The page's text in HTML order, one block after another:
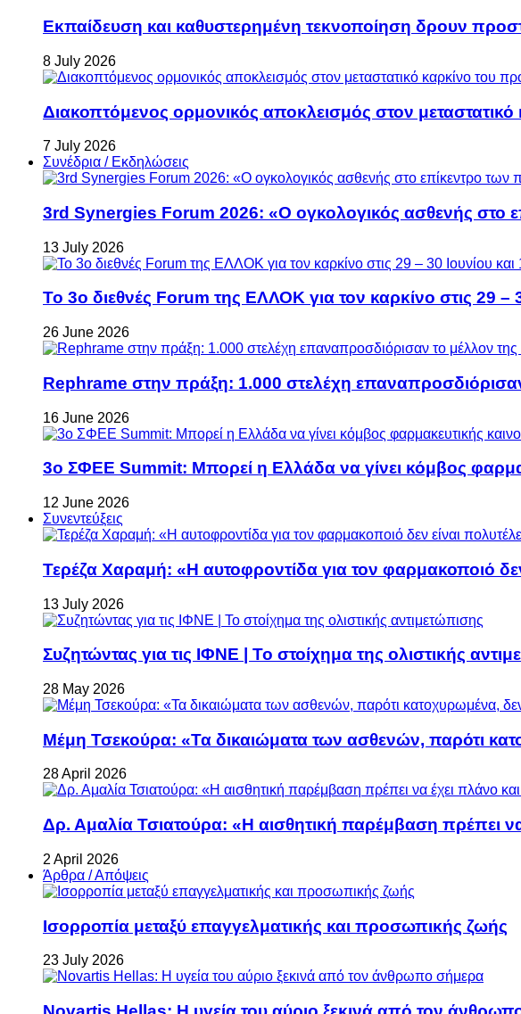
Εκπαίδευση και καθυστερημένη τεκνοποίηση δρουν
8 July 2026
Διακοπτόμενος ορμονικός αποκλεισμός στον μεταστατικό
7 July 2026
Συνέδρια / Εκδηλώσεις
3rd Synergies Forum 2026: «Ο ογκολογικός ασθενής στο
13 July 2026
Το 3ο διεθνές Forum της ΕΛΛΟΚ για τον καρκίνο στις 29 –
26 June 2026
Rephrame στην πράξη: 1.000 στελέχη
16 June 2026
3ο ΣΦΕΕ Summit: Μπορεί η Ελλάδα να γίνει κόμβος
12 June 2026
Συνεντεύξεις
Τερέζα Χαραμή: «Η αυτοφροντίδα για τον φαρμακοποιό
13 July 2026
Συζητώντας για τις ΙΦΝΕ | Το στοίχημα της ολιστικής
28 May 2026
Μέμη Τσεκούρα: «Τα δικαιώματα των ασθενών, παρότι
28 April 2026
Δρ. Αμαλία Τσιατούρα: «Η αισθητική παρέμβαση πρέπει
2 April 2026
Άρθρα / Απόψεις
Ισορροπία μεταξύ επαγγελματικής και προσωπικής ζωής
23 July 2026